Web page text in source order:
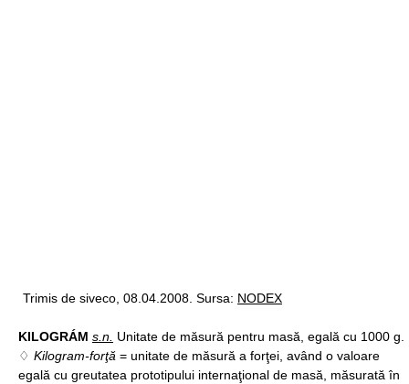
Trimis de siveco, 08.04.2008. Sursa: NODEX
KILOGRÁM s.n. Unitate de măsură pentru masă, egală cu 1000 g.
♢ Kilogram-forţă = unitate de măsură a forţei, având o valoare
egală cu greutatea prototipului internaţional de masă, măsurată în